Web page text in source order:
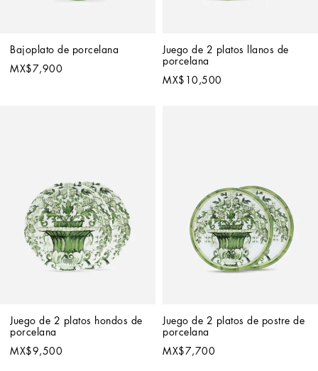
Bajoplato de porcelana
MX$7,900
Juego de 2 platos llanos de
porcelana
MX$10,500
Juego de 2 platos hondos de
porcelana
MX$9,500
Juego de 2 platos de postre de
porcelana
MX$7,700